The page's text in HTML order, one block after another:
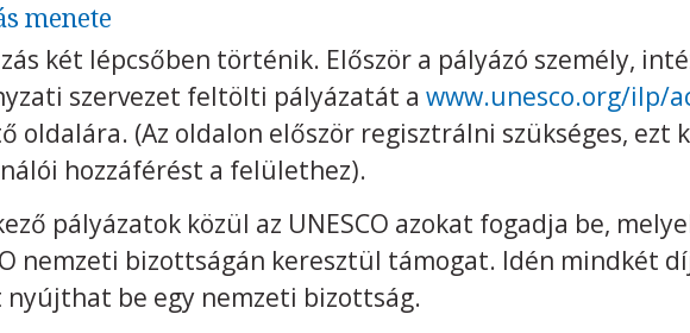
menete
két lépcsőben történik. Először a pályázó személy,
szervezet feltölti pályázatát a www.unesco.org/ilp/
oldalára. (Az oldalon először regisztrálni szükséges, ezt
hozzáférést a felülethez).
pályázatok közül az UNESCO azokat fogadja be,
nemzeti bizottságán keresztül támogat. Idén mindkét
nyújthat be egy nemzeti bizottság.